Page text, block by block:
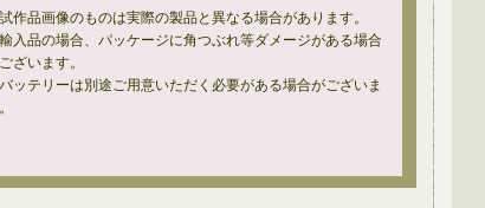
作品画像のものは実際の製品と異なる場合があります。
入品の場合、パッケージに角つぶれ等ダメージがある場合
ざいます。
ッテリーは別途ご用意いただく必要がある場合がございま